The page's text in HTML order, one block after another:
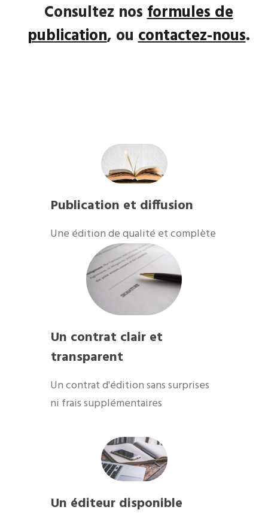
Consultez nosformules de
publication, oucontactez-nous.
Publication et diffusion
​Une édition de qualité et complète
Un contrat clair et
transparent
Un contrat d'édition sans surprises
ni frais supplémentaires
Un éditeur disponible